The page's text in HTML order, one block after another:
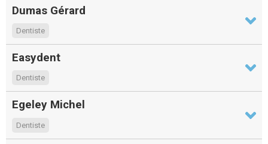
Dumas Gérard
Dentiste
Easydent
Dentiste
Egeley Michel
Dentiste